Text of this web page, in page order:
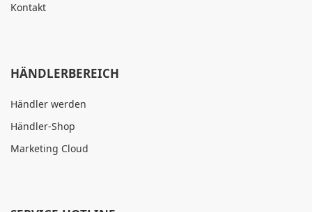
Kontakt
HÄNDLERBEREICH
Händler werden
Händler-Shop
Marketing Cloud